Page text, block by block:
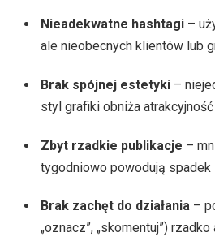
Nieadekwatne hashtagi –
ale nieobecnych klientów lub
Brak spójnej estetyki –
styl grafiki obniża
Zbyt rzadkie publikacje –
tygodniowo powodują spadek
Brak zachęt do działania –
„oznacz”, „skomentuj”) rzadko